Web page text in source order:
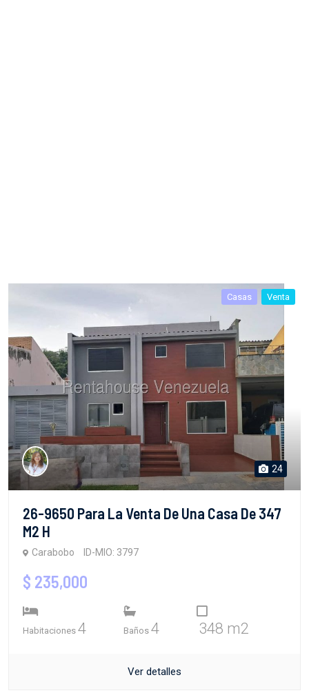
Casas Venta
24
26-9650 Para La Venta De Una Casa De 347
M2 H
Carabobo ID-MIO: 3797
$ 235,000
Habitaciones 4 Baños 4 348 m2
Ver detalles